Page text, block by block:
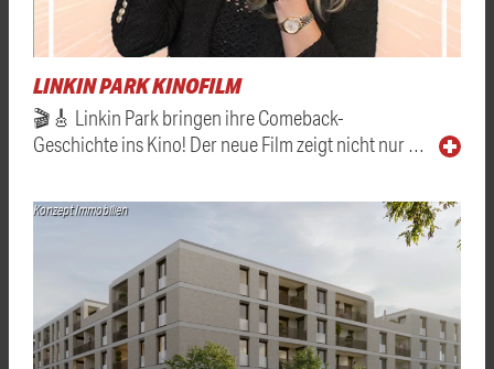
LINKIN PARK KINOFILM
🎬🎸 Linkin Park bringen ihre Comeback-
Geschichte ins Kino! Der neue Film zeigt nicht nur …
Konzept Immobilien